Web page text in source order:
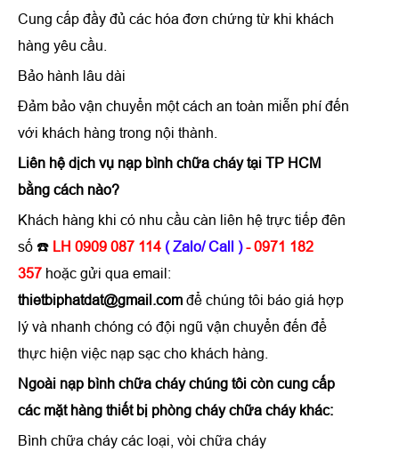
Cung cấp đầy đủ các hóa đơn chứng từ khi khách
hàng yêu cầu.
Bảo hành lâu dài
Đảm bảo vận chuyển một cách an toàn miễn phí đến
với khách hàng trong nội thành.
Liên hệ dịch vụ nạp bình chữa cháy tại TP HCM
bằng cách nào?
Khách hàng khi có nhu cầu càn liên hệ trực tiếp đên
số ☎️ LH 0909 087 114 ( Zalo/ Call )- 0971 182
357 hoặc gửi qua email:
thietbiphatdat@gmail.com để chúng tôi báo giá hợp
lý và nhanh chóng có đội ngũ vận chuyển đến để
thực hiện việc nạp sạc cho khách hàng.
Ngoài nạp bình chữa cháy chúng tôi còn cung cấp
các mặt hàng thiết bị phòng cháy chữa cháy khác:
Bình chữa cháy các loại, vòi chữa cháy